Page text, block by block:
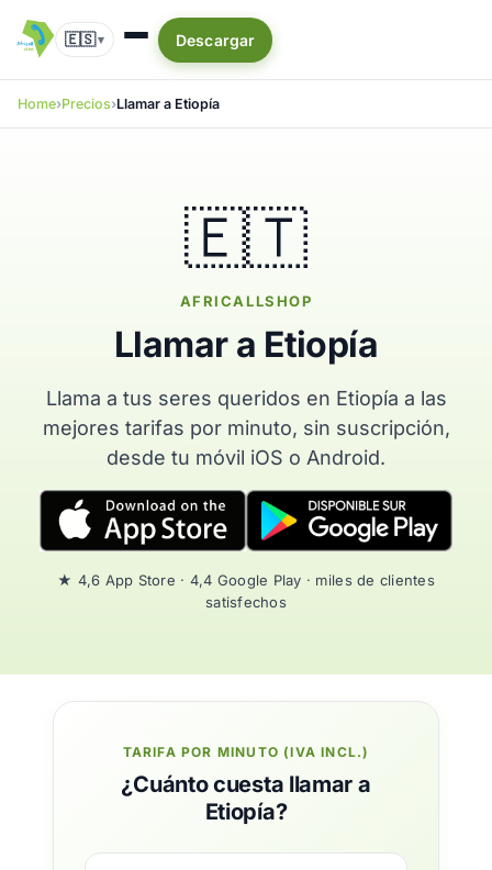
🇪🇸▾ Descargar
Home Precios Llamar a Etiopía
🇪🇹
AFRICALLSHOP
Llamar a Etiopía
Llama a tus seres queridos en Etiopía a las
mejores tarifas por minuto, sin suscripción,
desde tu móvil iOS o Android.
★ 4,6 App Store · 4,4 Google Play · miles de clientes
satisfechos
TARIFA POR MINUTO (IVA INCL.)
¿Cuánto cuesta llamar a
Etiopía?